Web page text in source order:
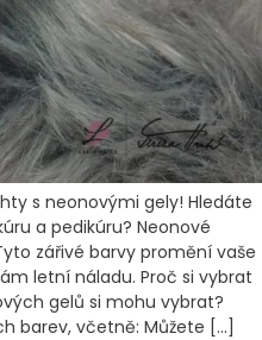
s neonovými gely! Hledáte
a pedikúru? Neonové
zářivé barvy promění vaše
letní náladu. Proč si vybrat
gelů si mohu vybrat?
barev, včetně: Můžete […]